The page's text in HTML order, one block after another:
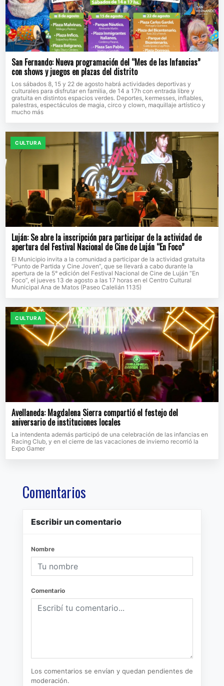
San Fernando: Nueva programación del “Mes de las Infancias”
con shows y juegos en plazas del distrito
Los sábados 8, 15 y 22 de agosto habrá actividades deportivas y
culturales para disfrutar en familia, de 14 a 17h con entrada libre y
gratuita en distintos espacios verdes. Deportes, kermesses, inflables,
palestras, espectáculos de magia, circo y clown, maquillaje artístico y
mucho más
CULTURA
Luján: Se abre la inscripción para participar de la actividad de
apertura del Festival Nacional de Cine de Luján “En Foco”
El Municipio invita a la comunidad a participar de la actividad gratuita
“Punto de Partida y Cine Joven”, que se llevará a cabo durante la
apertura de la 5° edición del Festival Nacional de Cine de Luján “En
Foco”, el jueves 13 de agosto a las 17 horas en el Centro Cultural
Municipal Ana de Matos (Paseo Calelián 1135)
CULTURA
Avellaneda: Magdalena Sierra compartió el festejo del
aniversario de instituciones locales
La intendenta además participó de una celebración de las infancias en
Racing Club, y en el cierre de las vacaciones de invierno recorrió la
Expo Gamer
Comentarios
Escribir un comentario
Nombre
Comentario
Los comentarios se envían y quedan pendientes de
moderación.